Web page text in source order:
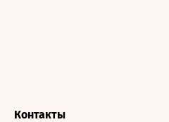
Контакты